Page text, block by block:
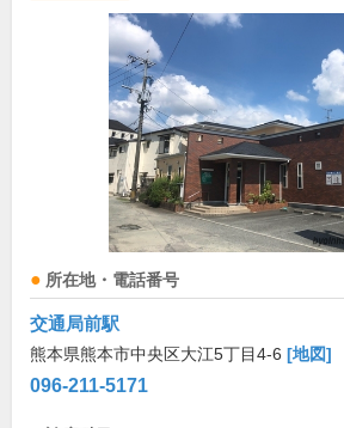
所在地・電話番号
交通局前駅
熊本県熊本市中央区大江5丁目4-6 [地図]
096-211-5171